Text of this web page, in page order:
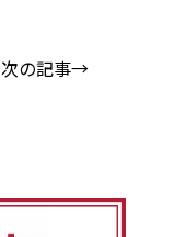
次の記事→